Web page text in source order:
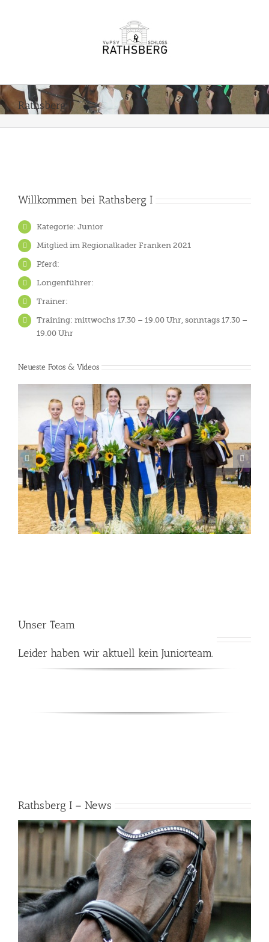
Rathsberg I
Willkommen bei Rathsberg I
Kategorie: Junior
Mitglied im Regionalkader Franken 2021
Pferd:
Longenführer:
Trainer:
Training: mittwochs 17.30 – 19.00 Uhr, sonntags 17.30 –
19.00 Uhr
Neueste Fotos & Videos
Fränkische Meisterschaften 2018
2018 Bilder Doppel Einzel Fränkische
Meisterschaften Rathsberg I Rathsberg III Turnier
Unser Team
Leider haben wir aktuell kein Juniorteam.
Rathsberg I – News